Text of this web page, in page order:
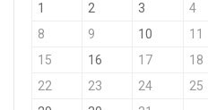
1 2 3 4
8
9 10 11
15
16 17 18
22
23 24 25